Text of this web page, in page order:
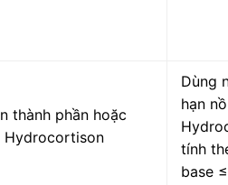
thành phần hoặc
Hydrocortison
Dùng
hạn
tính
base